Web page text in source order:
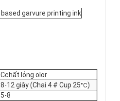
Cchất lỏng olor
8-12 giây (Chai 4 # Cup 25°C)
5-8